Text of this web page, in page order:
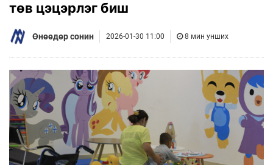
төв цэцэрлэг биш
Өнөөдөр сонин 2026-01-30 11:00 8 мин унших